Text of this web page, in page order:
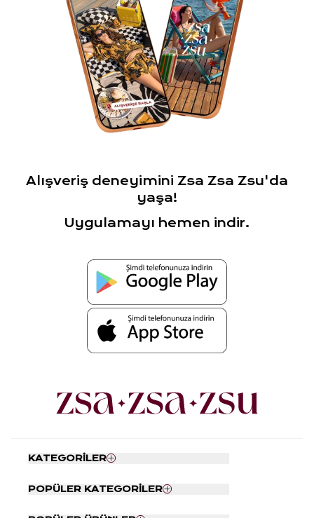
Alışveriş deneyimini Zsa Zsa Zsu'da
yaşa!
Uygulamayı hemen indir.
KATEGORİLER
Nevresim Seti
Tabaklar
POPÜLER KATEGORİLER